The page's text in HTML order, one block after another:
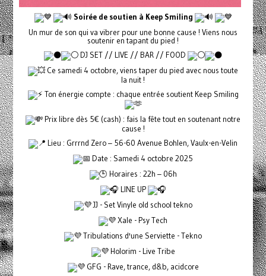
Soirée de soutien à Keep Smiling
Un mur de son qui va vibrer pour une bonne cause ! Viens nous
soutenir en tapant du pied !
DJ SET // LIVE // BAR // FOOD
Ce samedi 4 octobre, viens taper du pied avec nous toute
la nuit !
Ton énergie compte : chaque entrée soutient Keep Smiling
Prix libre dès 5€ (cash) : fais la fête tout en soutenant notre
cause !
Lieu : Grrrnd Zero – 56-60 Avenue Bohlen, Vaulx-en-Velin
Date : Samedi 4 octobre 2025
Horaires : 22h – 06h
LINE UP
JJ - Set Vinyle old school tekno
Xale - Psy Tech
Tribulations d'une Serviette - Tekno
Holorim - Live Tribe
GFG - Rave, trance, d&b, acidcore